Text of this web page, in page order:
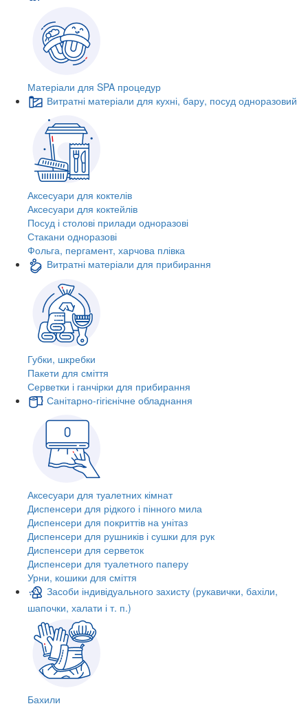
Матеріали для SPA процедур
Витратні матеріали для кухні, бару, посуд одноразовий
Аксесуари для коктелів
Аксесуари для коктейлів
Посуд і столові прилади одноразові
Стакани одноразові
Фольга, пергамент, харчова плівка
Витратні матеріали для прибирання
Губки, шкребки
Пакети для сміття
Серветки і ганчірки для прибирання
Санітарно-гігієнічне обладнання
Аксесуари для туалетних кімнат
Диспенсери для рідкого і пінного мила
Диспенсери для покриттів на унітаз
Диспенсери для рушників і сушки для рук
Диспенсери для серветок
Диспенсери для туалетного паперу
Урни, кошики для сміття
Засоби індивідуального захисту (рукавички, бахіли,
шапочки, халати і т. п.)
Бахили